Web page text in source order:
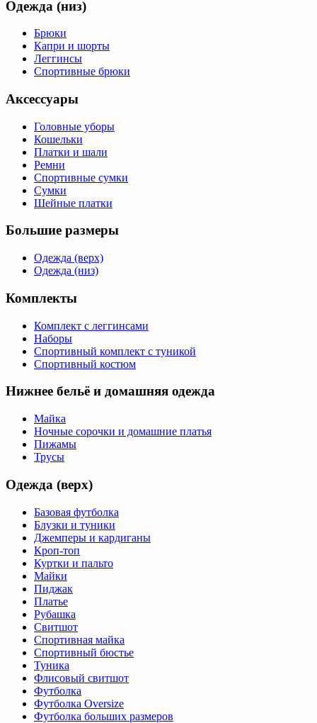
Одежда (низ)
Брюки
Капри и шорты
Леггинсы
Спортивные брюки
Аксессуары
Головные уборы
Кошельки
Платки и шали
Ремни
Спортивные сумки
Сумки
Шейные платки
Большие размеры
Одежда (верх)
Одежда (низ)
Комплекты
Комплект с леггинсами
Наборы
Спортивный комплект с туникой
Спортивный костюм
Нижнее бельё и домашняя одежда
Майка
Ночные сорочки и домашние платья
Пижамы
Трусы
Одежда (верх)
Базовая футболка
Блузки и туники
Джемперы и кардиганы
Кроп-топ
Куртки и пальто
Майки
Пиджак
Платье
Рубашка
Свитшот
Спортивная майка
Спортивный бюстье
Туника
Флисовый свитшот
Футболка
Футболка Oversize
Футболка больших размеров